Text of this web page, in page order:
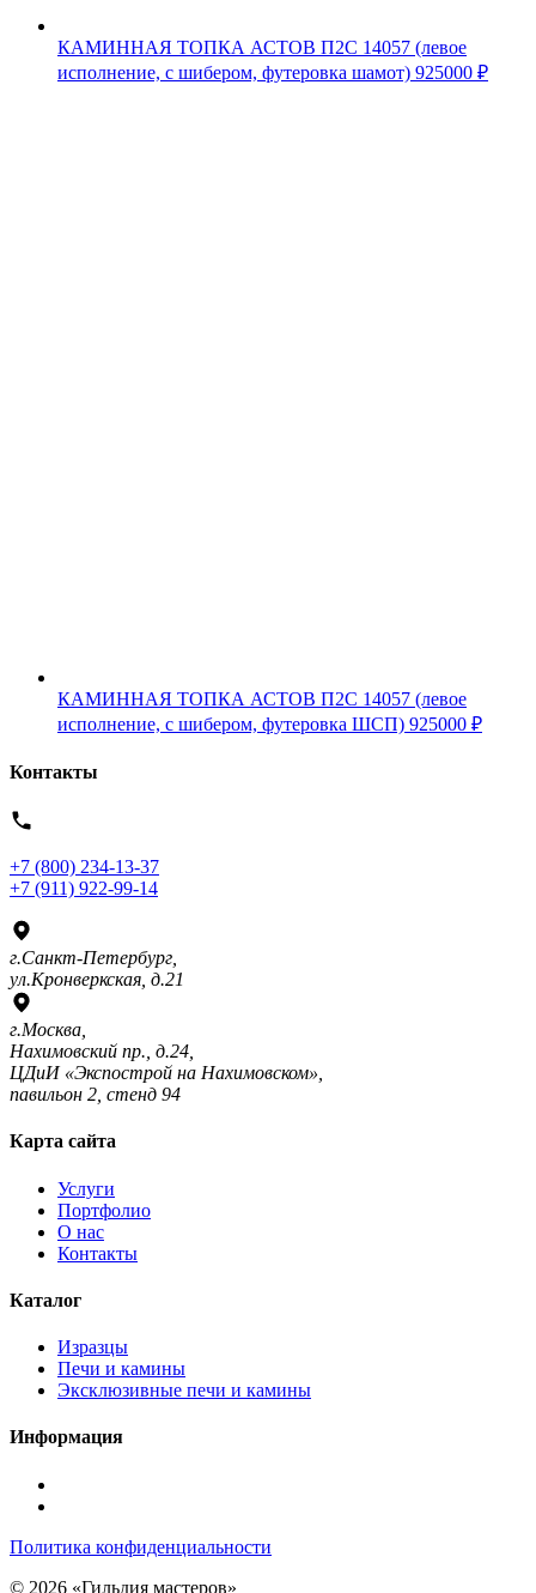
КАМИННАЯ ТОПКА АСТОВ П2С 14057 (левое
исполнение, с шибером, футеровка шамот) 925000 ₽
КАМИННАЯ ТОПКА АСТОВ П2С 14057 (левое
исполнение, с шибером, футеровка ШСП) 925000 ₽
Контакты
+7 (800) 234-13-37
+7 (911) 922-99-14
г.Санкт-Петербург,
ул.Кронверкская, д.21
г.Москва,
Нахимовский пр., д.24,
ЦДиИ «Экспострой на Нахимовском»,
павильон 2, стенд 94
Карта сайта
Услуги
Портфолио
О нас
Контакты
Каталог
Изразцы
Печи и камины
Эксклюзивные печи и камины
Информация
Max
Политика конфиденциальности
© 2026 «Гильдия мастеров»